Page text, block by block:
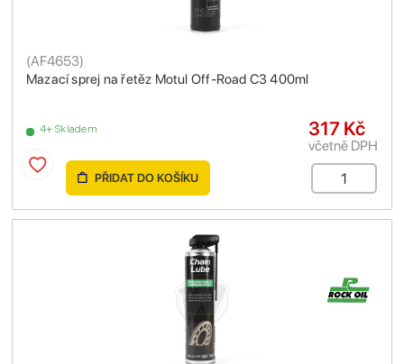
Mazací sprej na řetěz Motul Off-Road C3 400ml
(AF4653)
4+ Skladem 317 Kč
včetně DPH
PŘIDAT DO KOŠÍKU